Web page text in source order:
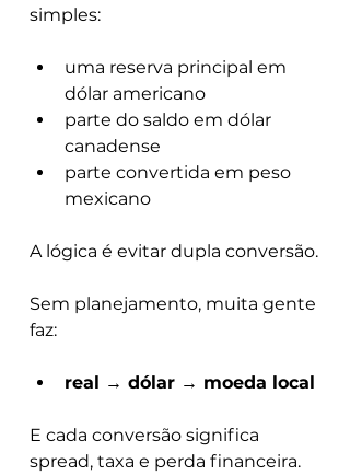
simples:
uma reserva principal em
dólar americano
parte do saldo em dólar
canadense
parte convertida em peso
mexicano
A lógica é evitar dupla conversão.
Sem planejamento, muita gente
faz:
real → dólar → moeda local
E cada conversão significa
spread, taxa e perda financeira.